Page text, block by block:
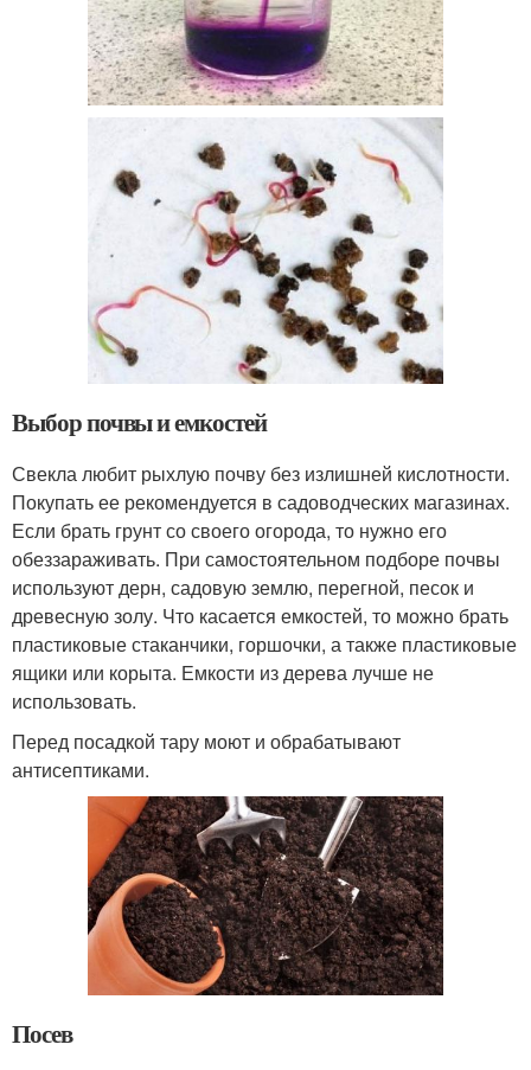
Выбор почвы и емкостей
Свекла любит рыхлую почву без излишней кислотности.
Покупать ее рекомендуется в садоводческих магазинах.
Если брать грунт со своего огорода, то нужно его
обеззараживать. При самостоятельном подборе почвы
используют дерн, садовую землю, перегной, песок и
древесную золу. Что касается емкостей, то можно брать
пластиковые стаканчики, горшочки, а также пластиковые
ящики или корыта. Емкости из дерева лучше не
использовать.
Перед посадкой тару моют и обрабатывают
антисептиками.
Посев